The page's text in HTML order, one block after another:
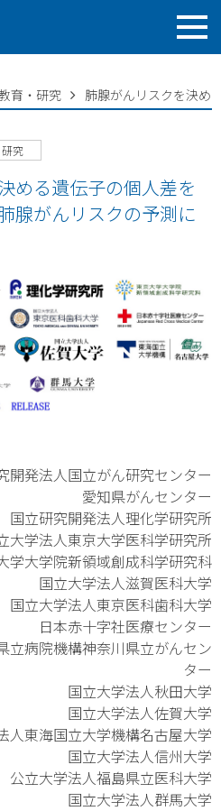
育・研究 肺腺がんリスクを決め
究
める遺伝子の個人差を
腺がんリスクの予測に
開発法人国立がん研究センター
愛知県がんセンター
国立研究開発法人理化学研究所
大学法人東京大学医科学研究所
学大学院新領域創成科学研究科
国立大学法人滋賀医科大学
国立大学法人東京医科歯科大学
日本赤十字社医療センター
立病院機構神奈川県立がんセン
ター
国立大学法人秋田大学
国立大学法人佐賀大学
人東海国立大学機構名古屋大学
国立大学法人信州大学
公立大学法人福島県立医科大学
国立大学法人群馬大学